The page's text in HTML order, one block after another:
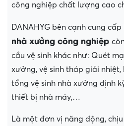
công nghiệp chất lượng cao
DANAHYG bên cạnh cung cấp
nhà xưởng công nghiệp
cầu vệ sinh khác như: Quét
xưởng, vệ sinh tháp giải
tổng vệ sinh nhà xưởng định
thiết bị nhà máy,…
Là một đơn vị năng động,